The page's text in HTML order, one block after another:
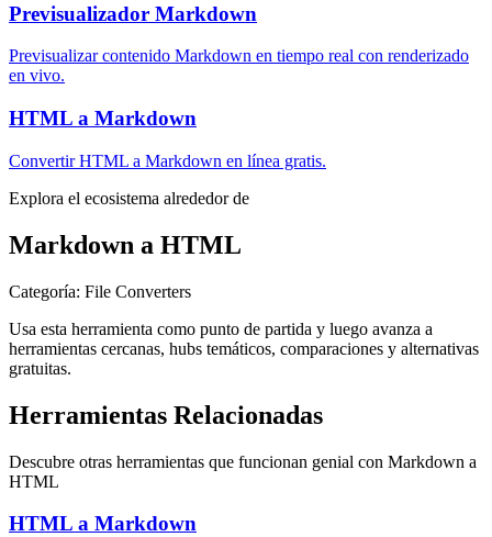
Previsualizador Markdown
Previsualizar contenido Markdown en tiempo real con renderizado
en vivo.
HTML a Markdown
Convertir HTML a Markdown en línea gratis.
Explora el ecosistema alrededor de
Markdown a HTML
Categoría: File Converters
Usa esta herramienta como punto de partida y luego avanza a
herramientas cercanas, hubs temáticos, comparaciones y alternativas
gratuitas.
Herramientas Relacionadas
Descubre otras herramientas que funcionan genial con Markdown a
HTML
HTML a Markdown